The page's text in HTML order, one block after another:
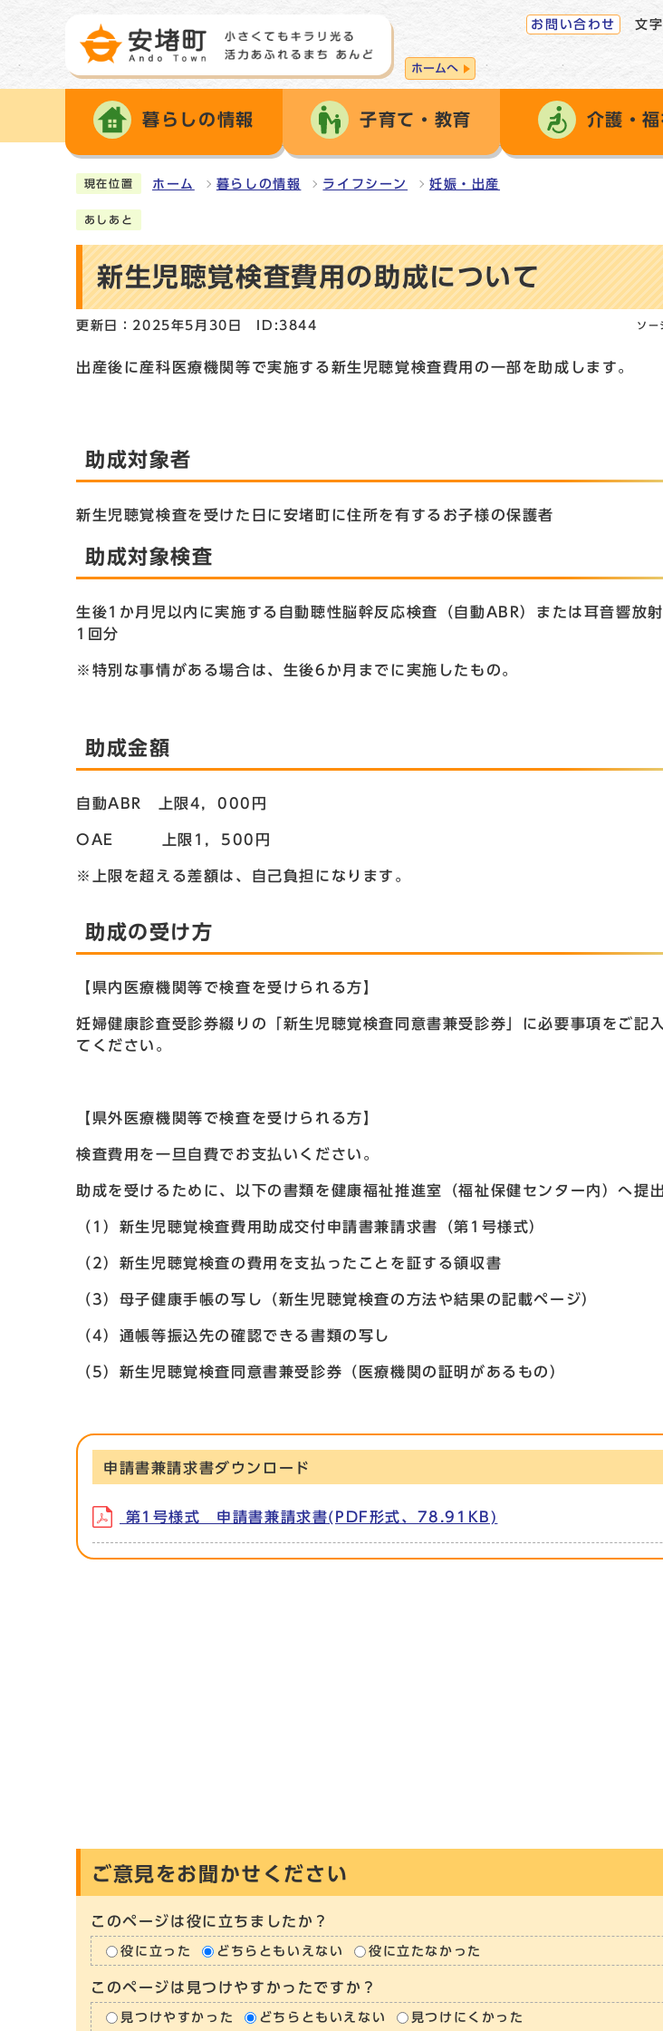
ホームへ
お問い合わせ 文
暮らしの情報 子育て・教育 介護・福
現在位置 ホーム 暮らしの情報 ライフシーン 妊娠・出産
あしあと
新生児聴覚検査費用の助成について
更新日：2025年5月30日 ID:3844 ソー
出産後に産科医療機関等で実施する新生児聴覚検査費用の一部を助成します。
助成対象者
新生児聴覚検査を受けた日に安堵町に住所を有するお子様の保護者
助成対象検査
生後1か月児以内に実施する自動聴性脳幹反応検査（自動ABR）または耳音響放
1回分
※特別な事情がある場合は、生後6か月までに実施したもの。
助成金額
自動ABR 上限4，000円
OAE 上限1，500円
※上限を超える差額は、自己負担になります。
助成の受け方
【県内医療機関等で検査を受けられる方】
妊婦健康診査受診券綴りの「新生児聴覚検査同意書兼受診券」に必要事項をご記
てください。
【県外医療機関等で検査を受けられる方】
検査費用を一旦自費でお支払いください。
助成を受けるために、以下の書類を健康福祉推進室（福祉保健センター内）へ提
（1）新生児聴覚検査費用助成交付申請書兼請求書（第1号様式）
（2）新生児聴覚検査の費用を支払ったことを証する領収書
（3）母子健康手帳の写し（新生児聴覚検査の方法や結果の記載ページ）
（4）通帳等振込先の確認できる書類の写し
（5）新生児聴覚検査同意書兼受診券（医療機関の証明があるもの）
申請書兼請求書ダウンロード
第1号様式 申請書兼請求書(PDF形式、78.91KB)
ご意見をお聞かせください
このページは役に立ちましたか？
役に立った どちらともいえない 役に立たなかった
このページは見つけやすかったですか？
見つけやすかった どちらともいえない 見つけにくかった